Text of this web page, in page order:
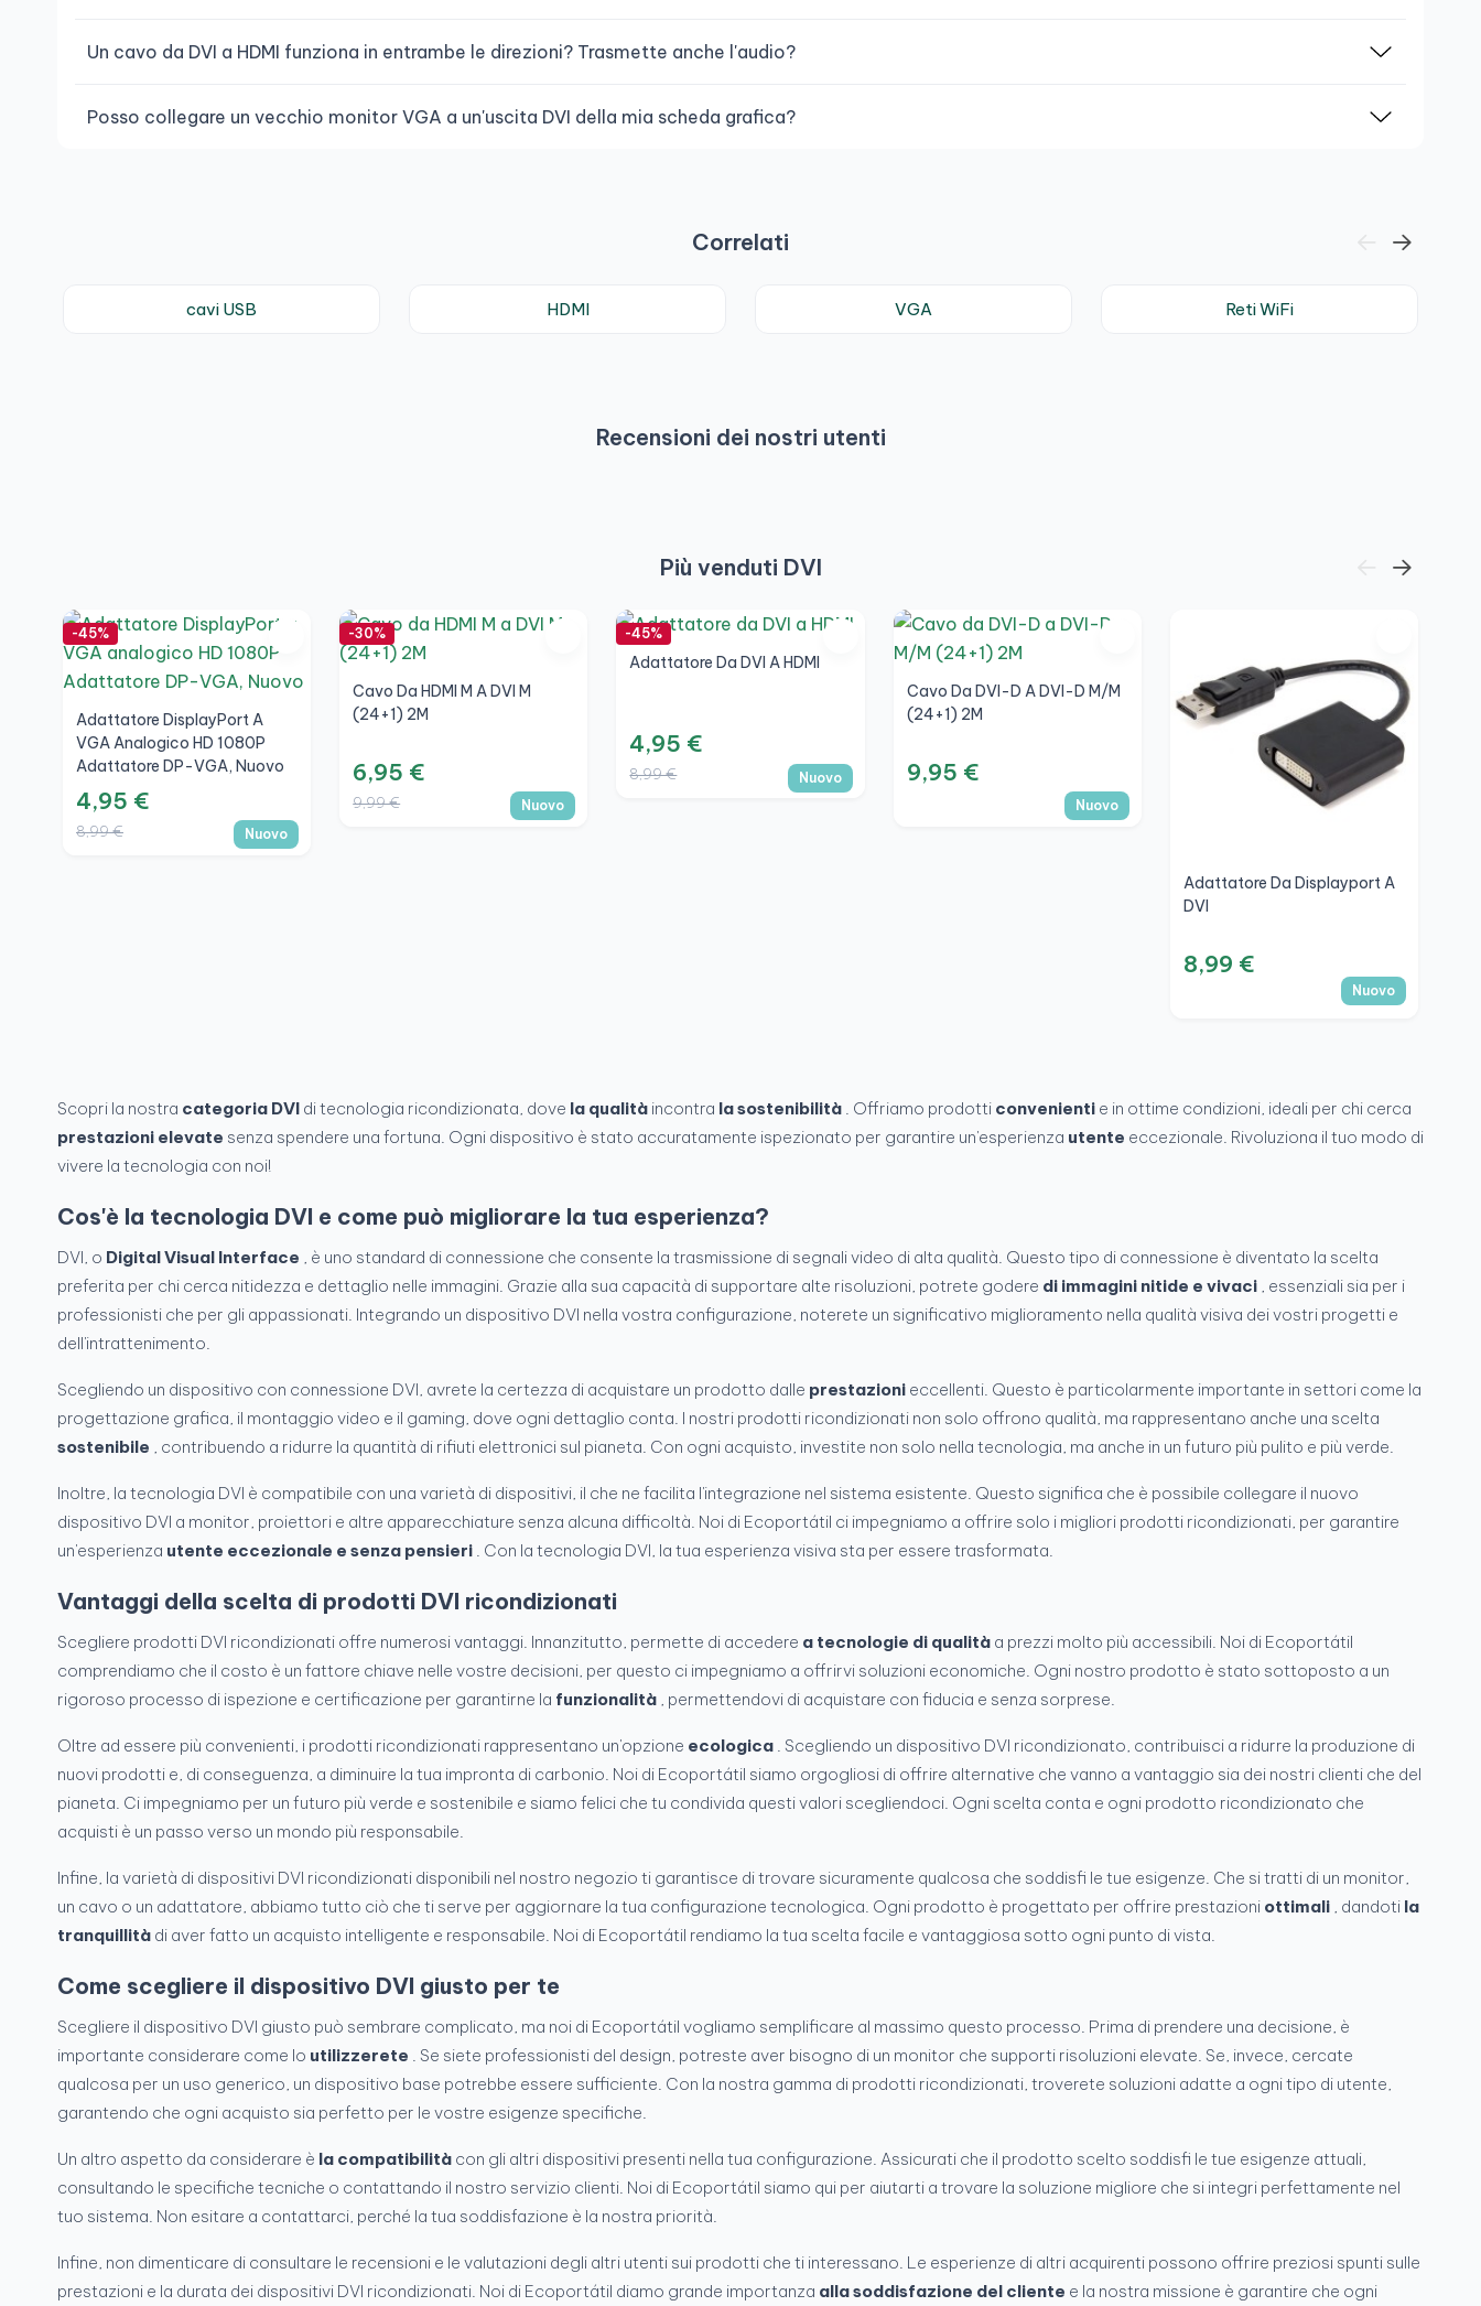
Un cavo da DVI a HDMI funziona in entrambe le direzioni? Trasmette anche l'audio?
Posso collegare un vecchio monitor VGA a un'uscita DVI della mia scheda grafica?
Correlati
cavi USB HDMI VGA Reti WiFi
Recensioni dei nostri utenti
Più venduti DVI
-45%
Adattatore DisplayPort A
VGA Analogico HD 1080P
Adattatore DP-VGA, Nuovo
4,95 €
8,99 € Nuovo
-30%
Cavo Da HDMI M A DVI M
(24+1) 2M
6,95 €
9,99 € Nuovo
-45%
Adattatore Da DVI A HDMI
4,95 €
8,99 € Nuovo
Cavo Da DVI-D A DVI-D M/M
(24+1) 2M
9,95 €
Nuovo
Adattatore Da Displayport A
DVI
8,99 €
Nuovo
Scopri la nostra categoria DVI di tecnologia ricondizionata, dove la qualità incontra la sostenibilità . Offriamo prodotti convenienti e in ottime condizioni, ideali per chi cerca
prestazioni elevate senza spendere una fortuna. Ogni dispositivo è stato accuratamente ispezionato per garantire un'esperienza utente eccezionale. Rivoluziona il tuo modo di
vivere la tecnologia con noi!
Cos'è la tecnologia DVI e come può migliorare la tua esperienza?
DVI, o Digital Visual Interface , è uno standard di connessione che consente la trasmissione di segnali video di alta qualità. Questo tipo di connessione è diventato la scelta
preferita per chi cerca nitidezza e dettaglio nelle immagini. Grazie alla sua capacità di supportare alte risoluzioni, potrete godere di immagini nitide e vivaci , essenziali sia per i
professionisti che per gli appassionati. Integrando un dispositivo DVI nella vostra configurazione, noterete un significativo miglioramento nella qualità visiva dei vostri progetti e
dell'intrattenimento.
Scegliendo un dispositivo con connessione DVI, avrete la certezza di acquistare un prodotto dalle prestazioni eccellenti. Questo è particolarmente importante in settori come la
progettazione grafica, il montaggio video e il gaming, dove ogni dettaglio conta. I nostri prodotti ricondizionati non solo offrono qualità, ma rappresentano anche una scelta
sostenibile , contribuendo a ridurre la quantità di rifiuti elettronici sul pianeta. Con ogni acquisto, investite non solo nella tecnologia, ma anche in un futuro più pulito e più verde.
Inoltre, la tecnologia DVI è compatibile con una varietà di dispositivi, il che ne facilita l'integrazione nel sistema esistente. Questo significa che è possibile collegare il nuovo
dispositivo DVI a monitor, proiettori e altre apparecchiature senza alcuna difficoltà. Noi di Ecoportátil ci impegniamo a offrire solo i migliori prodotti ricondizionati, per garantire
un'esperienza utente eccezionale e senza pensieri . Con la tecnologia DVI, la tua esperienza visiva sta per essere trasformata.
Vantaggi della scelta di prodotti DVI ricondizionati
Scegliere prodotti DVI ricondizionati offre numerosi vantaggi. Innanzitutto, permette di accedere a tecnologie di qualità a prezzi molto più accessibili. Noi di Ecoportátil
comprendiamo che il costo è un fattore chiave nelle vostre decisioni, per questo ci impegniamo a offrirvi soluzioni economiche. Ogni nostro prodotto è stato sottoposto a un
rigoroso processo di ispezione e certificazione per garantirne la funzionalità , permettendovi di acquistare con fiducia e senza sorprese.
Oltre ad essere più convenienti, i prodotti ricondizionati rappresentano un'opzione ecologica . Scegliendo un dispositivo DVI ricondizionato, contribuisci a ridurre la produzione di
nuovi prodotti e, di conseguenza, a diminuire la tua impronta di carbonio. Noi di Ecoportátil siamo orgogliosi di offrire alternative che vanno a vantaggio sia dei nostri clienti che del
pianeta. Ci impegniamo per un futuro più verde e sostenibile e siamo felici che tu condivida questi valori scegliendoci. Ogni scelta conta e ogni prodotto ricondizionato che
acquisti è un passo verso un mondo più responsabile.
Infine, la varietà di dispositivi DVI ricondizionati disponibili nel nostro negozio ti garantisce di trovare sicuramente qualcosa che soddisfi le tue esigenze. Che si tratti di un monitor,
un cavo o un adattatore, abbiamo tutto ciò che ti serve per aggiornare la tua configurazione tecnologica. Ogni prodotto è progettato per offrire prestazioni ottimali , dandoti la
tranquillità di aver fatto un acquisto intelligente e responsabile. Noi di Ecoportátil rendiamo la tua scelta facile e vantaggiosa sotto ogni punto di vista.
Come scegliere il dispositivo DVI giusto per te
Scegliere il dispositivo DVI giusto può sembrare complicato, ma noi di Ecoportátil vogliamo semplificare al massimo questo processo. Prima di prendere una decisione, è
importante considerare come lo utilizzerete . Se siete professionisti del design, potreste aver bisogno di un monitor che supporti risoluzioni elevate. Se, invece, cercate
qualcosa per un uso generico, un dispositivo base potrebbe essere sufficiente. Con la nostra gamma di prodotti ricondizionati, troverete soluzioni adatte a ogni tipo di utente,
garantendo che ogni acquisto sia perfetto per le vostre esigenze specifiche.
Un altro aspetto da considerare è la compatibilità con gli altri dispositivi presenti nella tua configurazione. Assicurati che il prodotto scelto soddisfi le tue esigenze attuali,
consultando le specifiche tecniche o contattando il nostro servizio clienti. Noi di Ecoportátil siamo qui per aiutarti a trovare la soluzione migliore che si integri perfettamente nel
tuo sistema. Non esitare a contattarci, perché la tua soddisfazione è la nostra priorità.
Infine, non dimenticare di consultare le recensioni e le valutazioni degli altri utenti sui prodotti che ti interessano. Le esperienze di altri acquirenti possono offrire preziosi spunti sulle
prestazioni e la durata dei dispositivi DVI ricondizionati. Noi di Ecoportátil diamo grande importanza alla soddisfazione del cliente e la nostra missione è garantire che ogni